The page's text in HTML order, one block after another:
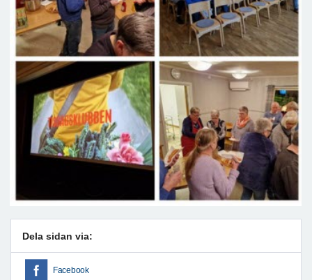
Dela sidan via:
Facebook